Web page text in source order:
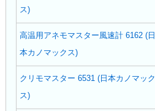
ス)
高温用アネモマスター風速計 6162 (日
本カノマックス)
クリモマスター 6531 (日本カノマック
ス)